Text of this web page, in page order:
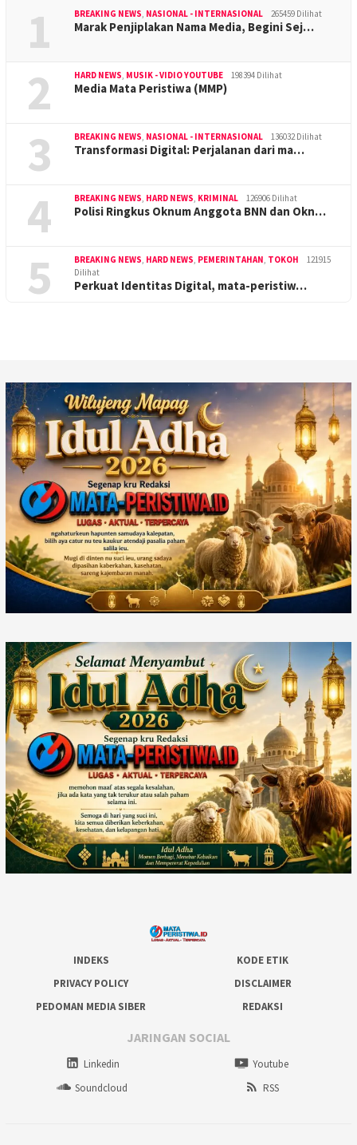
1 BREAKING NEWS, NASIONAL - INTERNASIONAL 265459 Dilihat
Marak Penjiplakan Nama Media, Begini Sej…
2 HARD NEWS, MUSIK - VIDIO YOUTUBE 198394 Dilihat
Media Mata Peristiwa (MMP)
3 BREAKING NEWS, NASIONAL - INTERNASIONAL 136032 Dilihat
Transformasi Digital: Perjalanan dari ma…
4 BREAKING NEWS, HARD NEWS, KRIMINAL 126906 Dilihat
Polisi Ringkus Oknum Anggota BNN dan Okn…
5 BREAKING NEWS, HARD NEWS, PEMERINTAHAN, TOKOH
121915
Dilihat
Perkuat Identitas Digital, mata-peristiw…
INDEKS
KODE ETIK
PRIVACY POLICY
DISCLAIMER
PEDOMAN MEDIA SIBER
REDAKSI
JARINGAN SOCIAL
Linkedin
Youtube
Soundcloud
RSS